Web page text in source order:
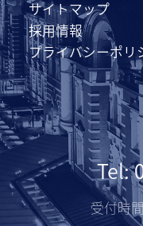
サイトマップ
採用情報
プライバシーポリ
Tel:
受付時